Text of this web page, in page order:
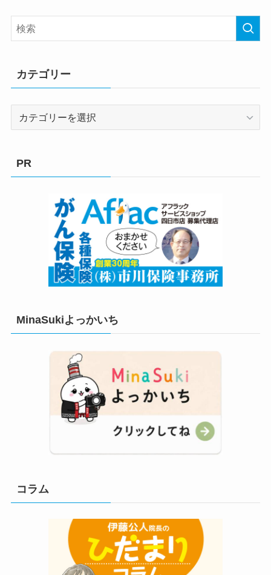
カテゴリー
PR
MinaSukiよっかいち
コラム